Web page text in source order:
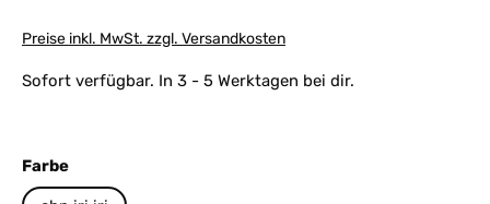
Preise inkl. MwSt. zzgl. Versandkosten
Sofort verfügbar. In 3 - 5 Werktagen bei dir.
Farbeauswählen